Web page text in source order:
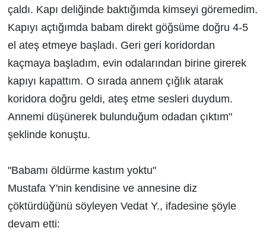
çaldı. Kapı deliğinde baktığımda kimseyi göremedim.
Kapıyı açtığımda babam direkt göğsüme doğru 4-5
el ateş etmeye başladı. Geri geri koridordan
kaçmaya başladım, evin odalarından birine girerek
kapıyı kapattım. O sırada annem çığlık atarak
koridora doğru geldi, ateş etme sesleri duydum.
Annemi düşünerek bulunduğum odadan çıktım"
şeklinde konuştu.
"Babamı öldürme kastım yoktu"
Mustafa Y'nin kendisine ve annesine diz
çöktürdüğünü söyleyen Vedat Y., ifadesine şöyle
devam etti: